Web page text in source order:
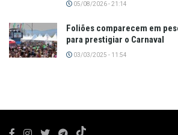
05/08/2026 - 21:14
Foliões comparecem em
para prestigiar o Carnaval
03/03/2025 - 11:54